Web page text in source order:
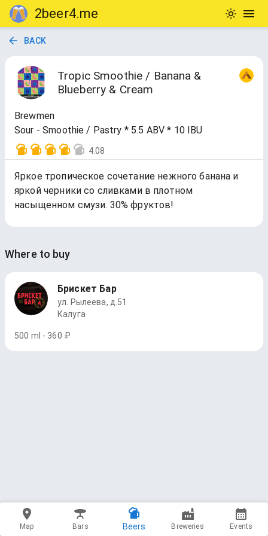
2beer4.me
BACK
Tropic Smoothie / Banana &
Blueberry & Cream
Brewmen
Sour - Smoothie / Pastry * 5.5 ABV * 10 IBU
4.08
Яркое тропическое сочетание нежного банана и
яркой черники со сливками в плотном
насыщенном смузи. 30% фруктов!
Where to buy
Брискет Бар
ул. Рылеева, д.51
Калуга
500 ml - 360 ₽
Map Bars Beers Breweries Events